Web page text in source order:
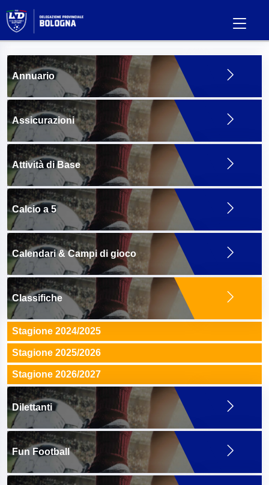
Annuario
Assicurazioni
Attività di Base
Calcio a 5
Calendari & Campi di gioco
Classifiche
Stagione 2024/2025
Stagione 2025/2026
Stagione 2026/2027
Dilettanti
Fun Football